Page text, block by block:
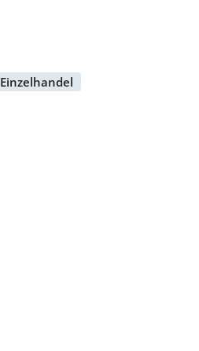
Einzelhandel